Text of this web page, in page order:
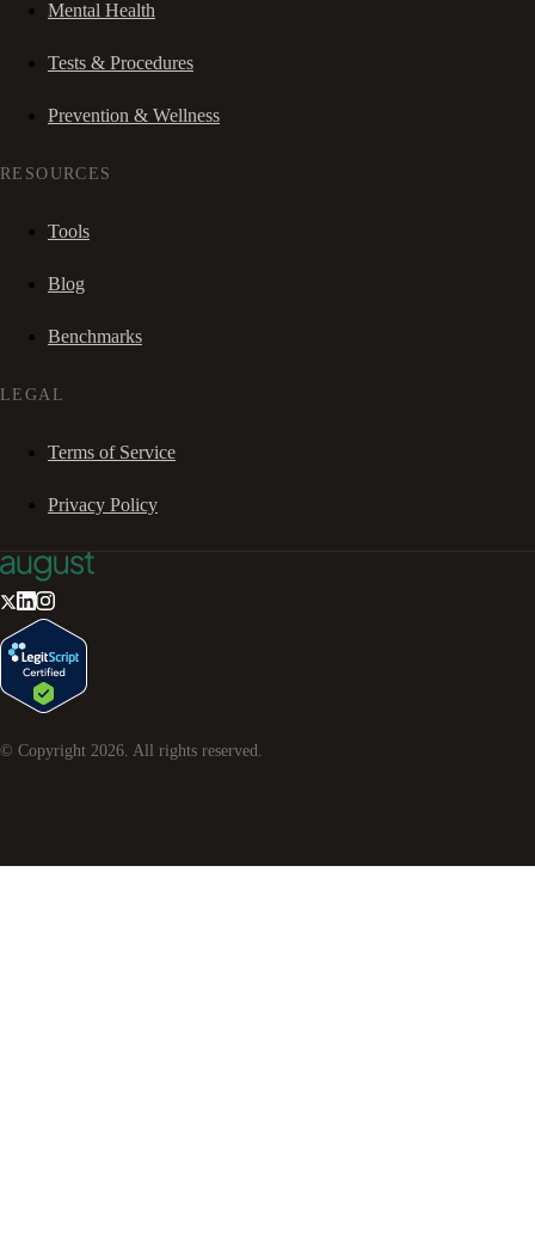
Mental Health
Tests & Procedures
Prevention & Wellness
RESOURCES
Tools
Blog
Benchmarks
LEGAL
Terms of Service
Privacy Policy
© Copyright 2026. All rights reserved.